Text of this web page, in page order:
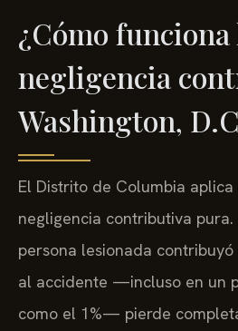
¿Cómo funciona
negligencia
Washington,
El Distrito de Columbia
negligencia contributiva pura.
persona lesionada
al accidente —incluso en un
como el 1%— pierde